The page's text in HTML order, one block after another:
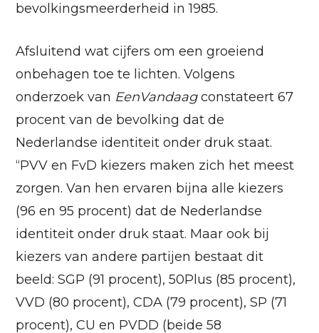
bevolkingsmeerderheid in 1985.
Afsluitend wat cijfers om een groeiend
onbehagen toe te lichten. Volgens
onderzoek van EenVandaagconstateert 67
procent van de bevolking dat de
Nederlandse identiteit onder druk staat.
“PVV en FvD kiezers maken zich het meest
zorgen. Van hen ervaren bijna alle kiezers
(96 en 95 procent) dat de Nederlandse
identiteit onder druk staat. Maar ook bij
kiezers van andere partijen bestaat dit
beeld: SGP (91 procent), 50Plus (85 procent),
VVD (80 procent), CDA (79 procent), SP (71
procent), CU en PVDD (beide 58